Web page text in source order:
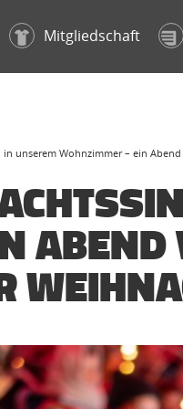
Mitgliedschaft
unserem Wohnzimmer – ein
ABEND